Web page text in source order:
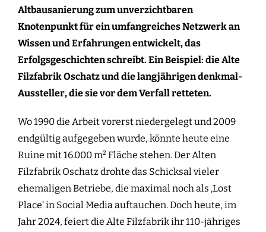
Altbausanierung zum unverzichtbaren
Knotenpunkt für ein umfangreiches Netzwerk an
Wissen und Erfahrungen entwickelt, das
Erfolgsgeschichten schreibt. Ein Beispiel: die Alte
Filzfabrik Oschatz und die langjährigen denkmal-
Aussteller, die sie vor dem Verfall retteten.
Wo 1990 die Arbeit vorerst niedergelegt und 2009
endgültig aufgegeben wurde, könnte heute eine
Ruine mit 16.000 m² Fläche stehen. Der Alten
Filzfabrik Oschatz drohte das Schicksal vieler
ehemaligen Betriebe, die maximal noch als ‚Lost
Place‘ in Social Media auftauchen. Doch heute, im
Jahr 2024, feiert die Alte Filzfabrik ihr 110-jähriges